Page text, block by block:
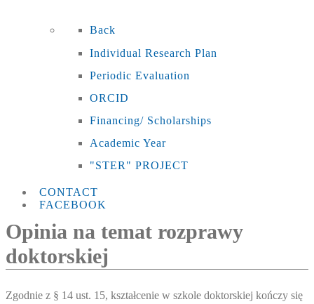
Back
Individual Research Plan
Periodic Evaluation
ORCID
Financing/ Scholarships
Academic Year
"STER" PROJECT
CONTACT
FACEBOOK
Opinia na temat rozprawy
doktorskiej
Zgodnie z § 14 ust. 15, kształcenie w szkole doktorskiej kończy się